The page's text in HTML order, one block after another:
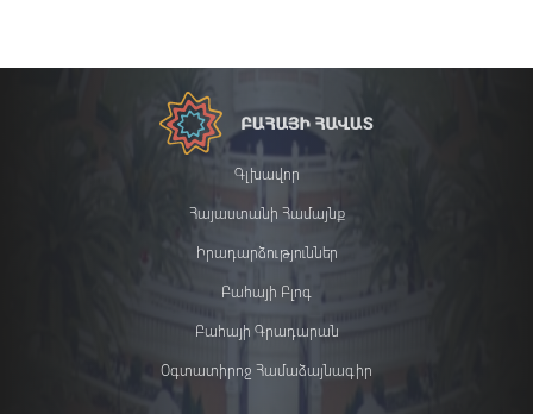
Գլխավոր
Հայաստանի Համայնք
Իրադարձություններ
Բահայի Բլոգ
Բահայի Գրադարան
Օգտատիրոջ Համաձայնագիր